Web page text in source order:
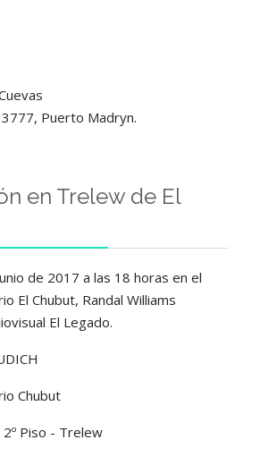
Puerto Madryn.
en Trelew de El
de 2017 a las 18 horas en el
El Chubut, Randal Williams
El Legado.
Chubut
2º Piso - Trelew